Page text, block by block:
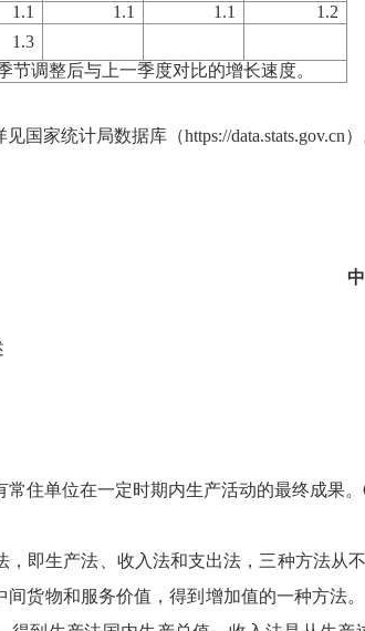
1.1 1.1 1.1
1.2
1.3
节调整后与上一季度对比的增长速度。
国家统计局数据库（https://data.stats.gov.cn）
单位在一定时期内生产活动的最终成果。
生产法、收入法和支出法，三种方法从不
间货物和服务价值，得到增加值的一种方法